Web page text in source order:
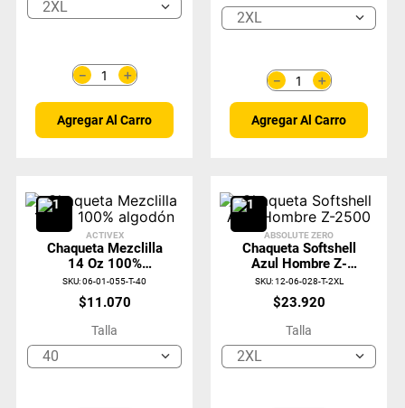
2XL
＋
－
Agregar Al Carro
2XL
＋
－
Agregar Al Carro
ACTIVEX
Chaqueta Mezclilla
14 Oz 100%
Algodón
SKU:06-01-055-T-40
$11 .070
Talla
40
ABSOLUTE ZERO
Chaqueta Softshell
Azul Hombre Z-
2500
SKU:12-06-028-T-2XL
$23.920
Talla
2XL